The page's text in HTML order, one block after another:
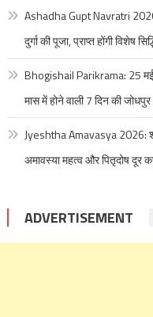
Ashadha Gupt Navratri
दुर्गा की पूजा, प्राप्त होंगी विशेष
Bhogishail Parikrama: 25 मई
मास में होने वाली 7 दिन की
Jyeshtha Amavasya 2026:
अमावस्या महत्व और पितृदोष दूर
ADVERTISEMENT